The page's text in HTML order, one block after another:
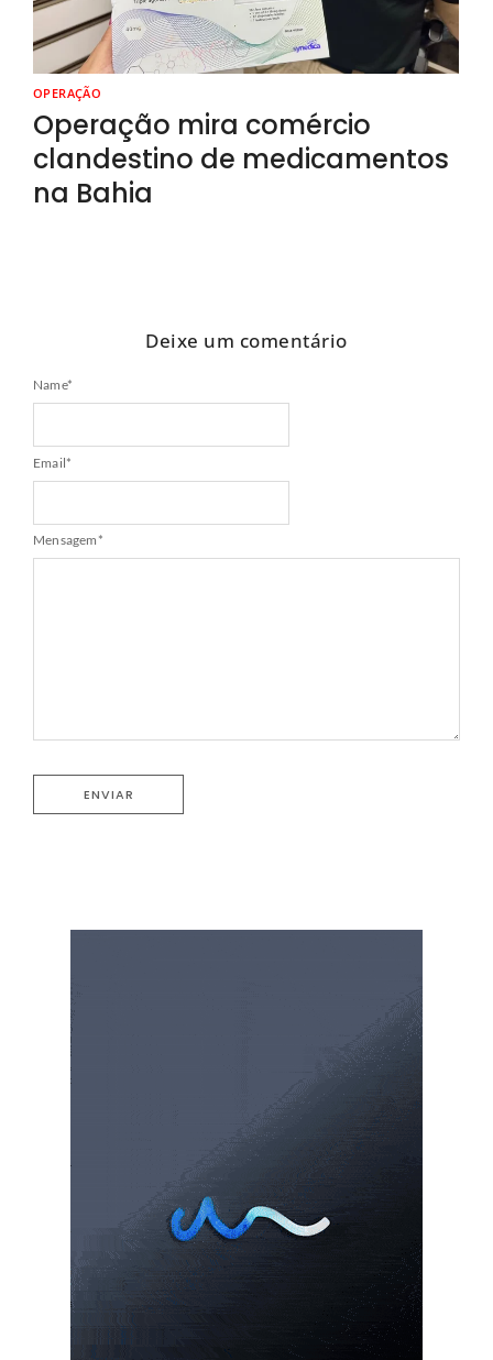
OPERAÇÃO
Operação mira comércio
clandestino de medicamentos
na Bahia
Deixe um comentário
Name*
Email*